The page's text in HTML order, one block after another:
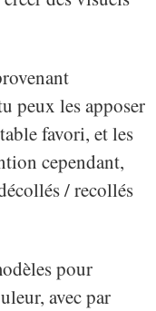
peux les apposer
favori, et les
cependant,
/ recollés
pour
avec par